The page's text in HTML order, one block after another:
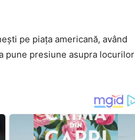
pe piața americană, având
pune presiune asupra locurilor